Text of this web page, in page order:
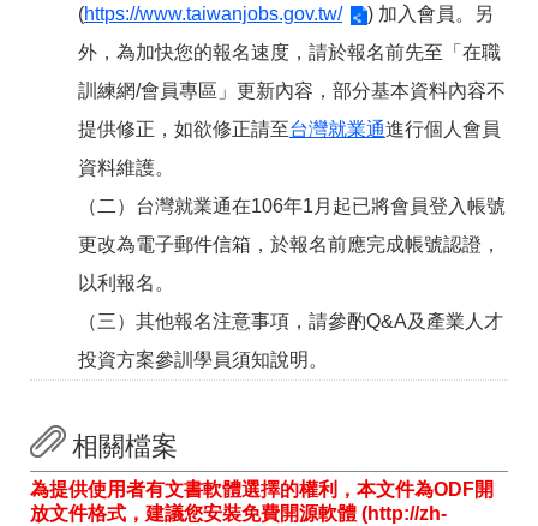
(https://www.taiwanjobs.gov.tw/
) 加入會員。另
外，為加快您的報名速度，請於報名前先至「在職
訓練網/會員專區」更新內容，部分基本資料內容不
提供修正，如欲修正請至台灣就業通進行個人會員
資料維護。
（二）台灣就業通在106年1月起已將會員登入帳號
更改為電子郵件信箱，於報名前應完成帳號認證，
以利報名。
（三）其他報名注意事項，請參酌Q&A及 產業人才
投資方案參訓學員須知說明。
相關檔案
為提供使用者有文書軟體選擇的權利，本文件為ODF開
放文件格式，建議您安裝免費開源軟體 (http://zh-